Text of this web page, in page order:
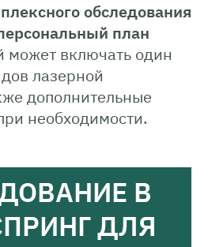
обследования
план
может включать один
лазерной
дополнительные
необходимости.
В
ДЛЯ